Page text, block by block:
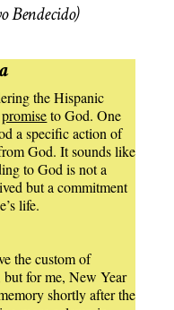
Bendecido)
the Hispanic
promiseto God. One
a specific action of
God. It sounds like
to God is not a
but a commitment
life.
the custom of
but for me, New Year
shortly after the